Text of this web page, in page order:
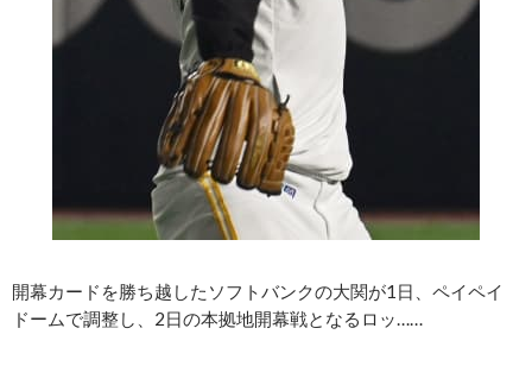
開幕カードを勝ち越したソフトバンクの大関が1日、ペイペイ
ドームで調整し、2日の本拠地開幕戦となるロッ……